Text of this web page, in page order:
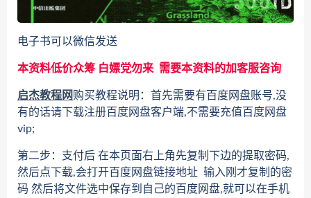
电子书可以微信发送
本资料低价众筹 白嫖党勿来 需要本资料的加客服咨询
启杰教程网购买教程说明：首先需要有百度网盘账号,没
有的话请下载注册百度网盘客户端,不需要充值百度网盘
vip;
第二步：支付后 在本页面右上角先复制下边的提取密码,
然后点下载,会打开百度网盘链接地址 输入刚才复制的密
码 然后将文件选中保存到自己的百度网盘,就可以在手机